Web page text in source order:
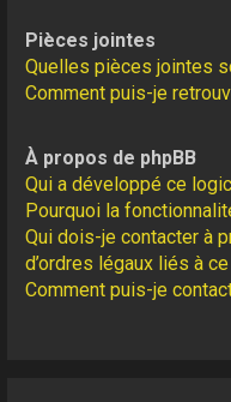
Pièces jointes
Quelles pièces jointes
Comment puis-je
À propos de phpBB
Qui a développé ce
Pourquoi la
Qui dois-je contacter à
d’ordres légaux liés à
Comment puis-je